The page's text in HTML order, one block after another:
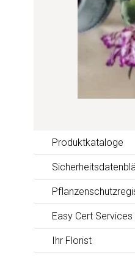
Produktkataloge
Easy Cert Services
Ihr Florist